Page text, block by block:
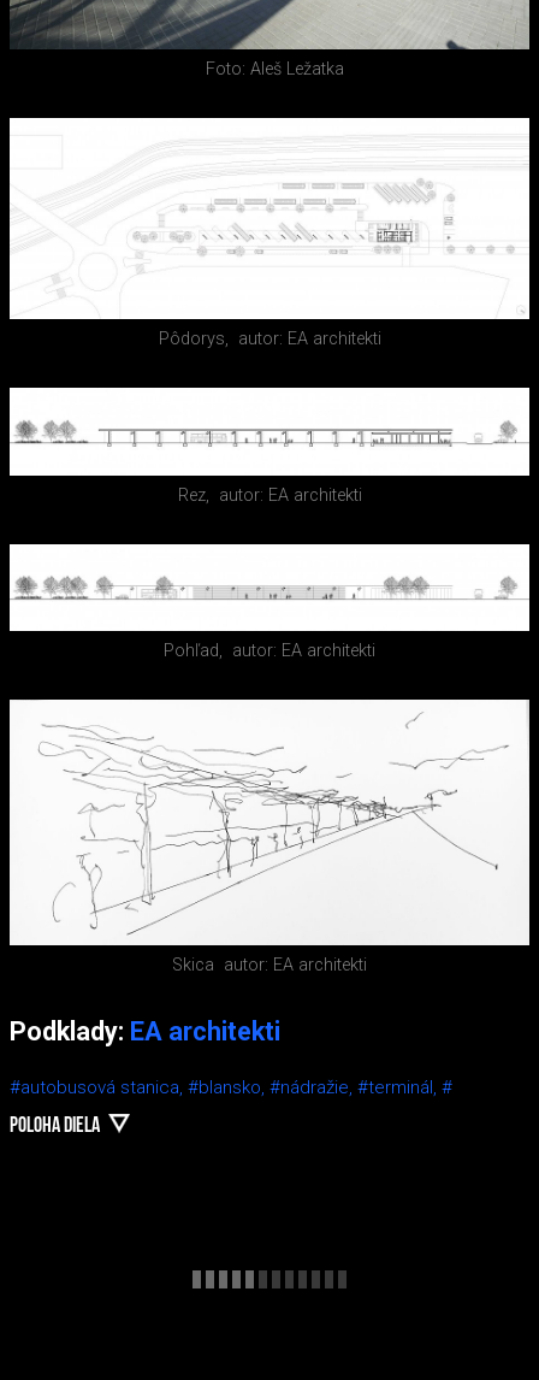
Foto: Aleš Ležatka
Pôdorys, autor: EA architekti
Rez, autor: EA architekti
Pohľad, autor: EA architekti
Skica autor: EA architekti
Podklady: EA architekti
#autobusová stanica, #blansko, #nádražie, #terminál, #
POLOHA DIELA